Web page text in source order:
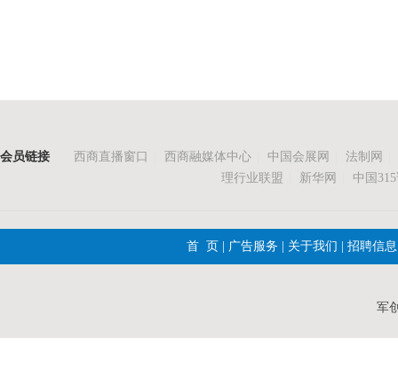
会员链接 西商直播窗口 西商融媒体中心 中国会展网 法制网
理行业联盟
新华网 中国
首 页 广告服务 关于我们 招聘信息
军